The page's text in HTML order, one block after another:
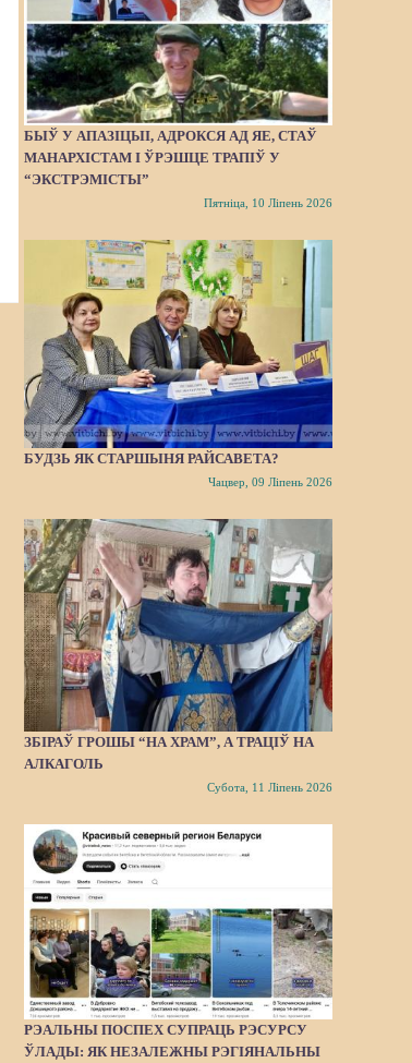
БЫЎ У АПАЗІЦЫІ, АДРОКСЯ АД ЯЕ, СТАЎ
МАНАРХІСТАМ І ЎРЭШЦЕ ТРАПІЎ У
“ЭКСТРЭМІСТЫ”
Пятніца, 10 Ліпень 2026
БУДЗЬ ЯК СТАРШЫНЯ РАЙСАВЕТА?
Чацвер, 09 Ліпень 2026
ЗБІРАЎ ГРОШЫ “НА ХРАМ”, А ТРАЦІЎ НА
АЛКАГОЛЬ
Субота, 11 Ліпень 2026
РЭАЛЬНЫ ПОСПЕХ СУПРАЦЬ РЭСУРСУ
ЎЛАДЫ: ЯК НЕЗАЛЕЖНЫ РЭГІЯНАЛЬНЫ